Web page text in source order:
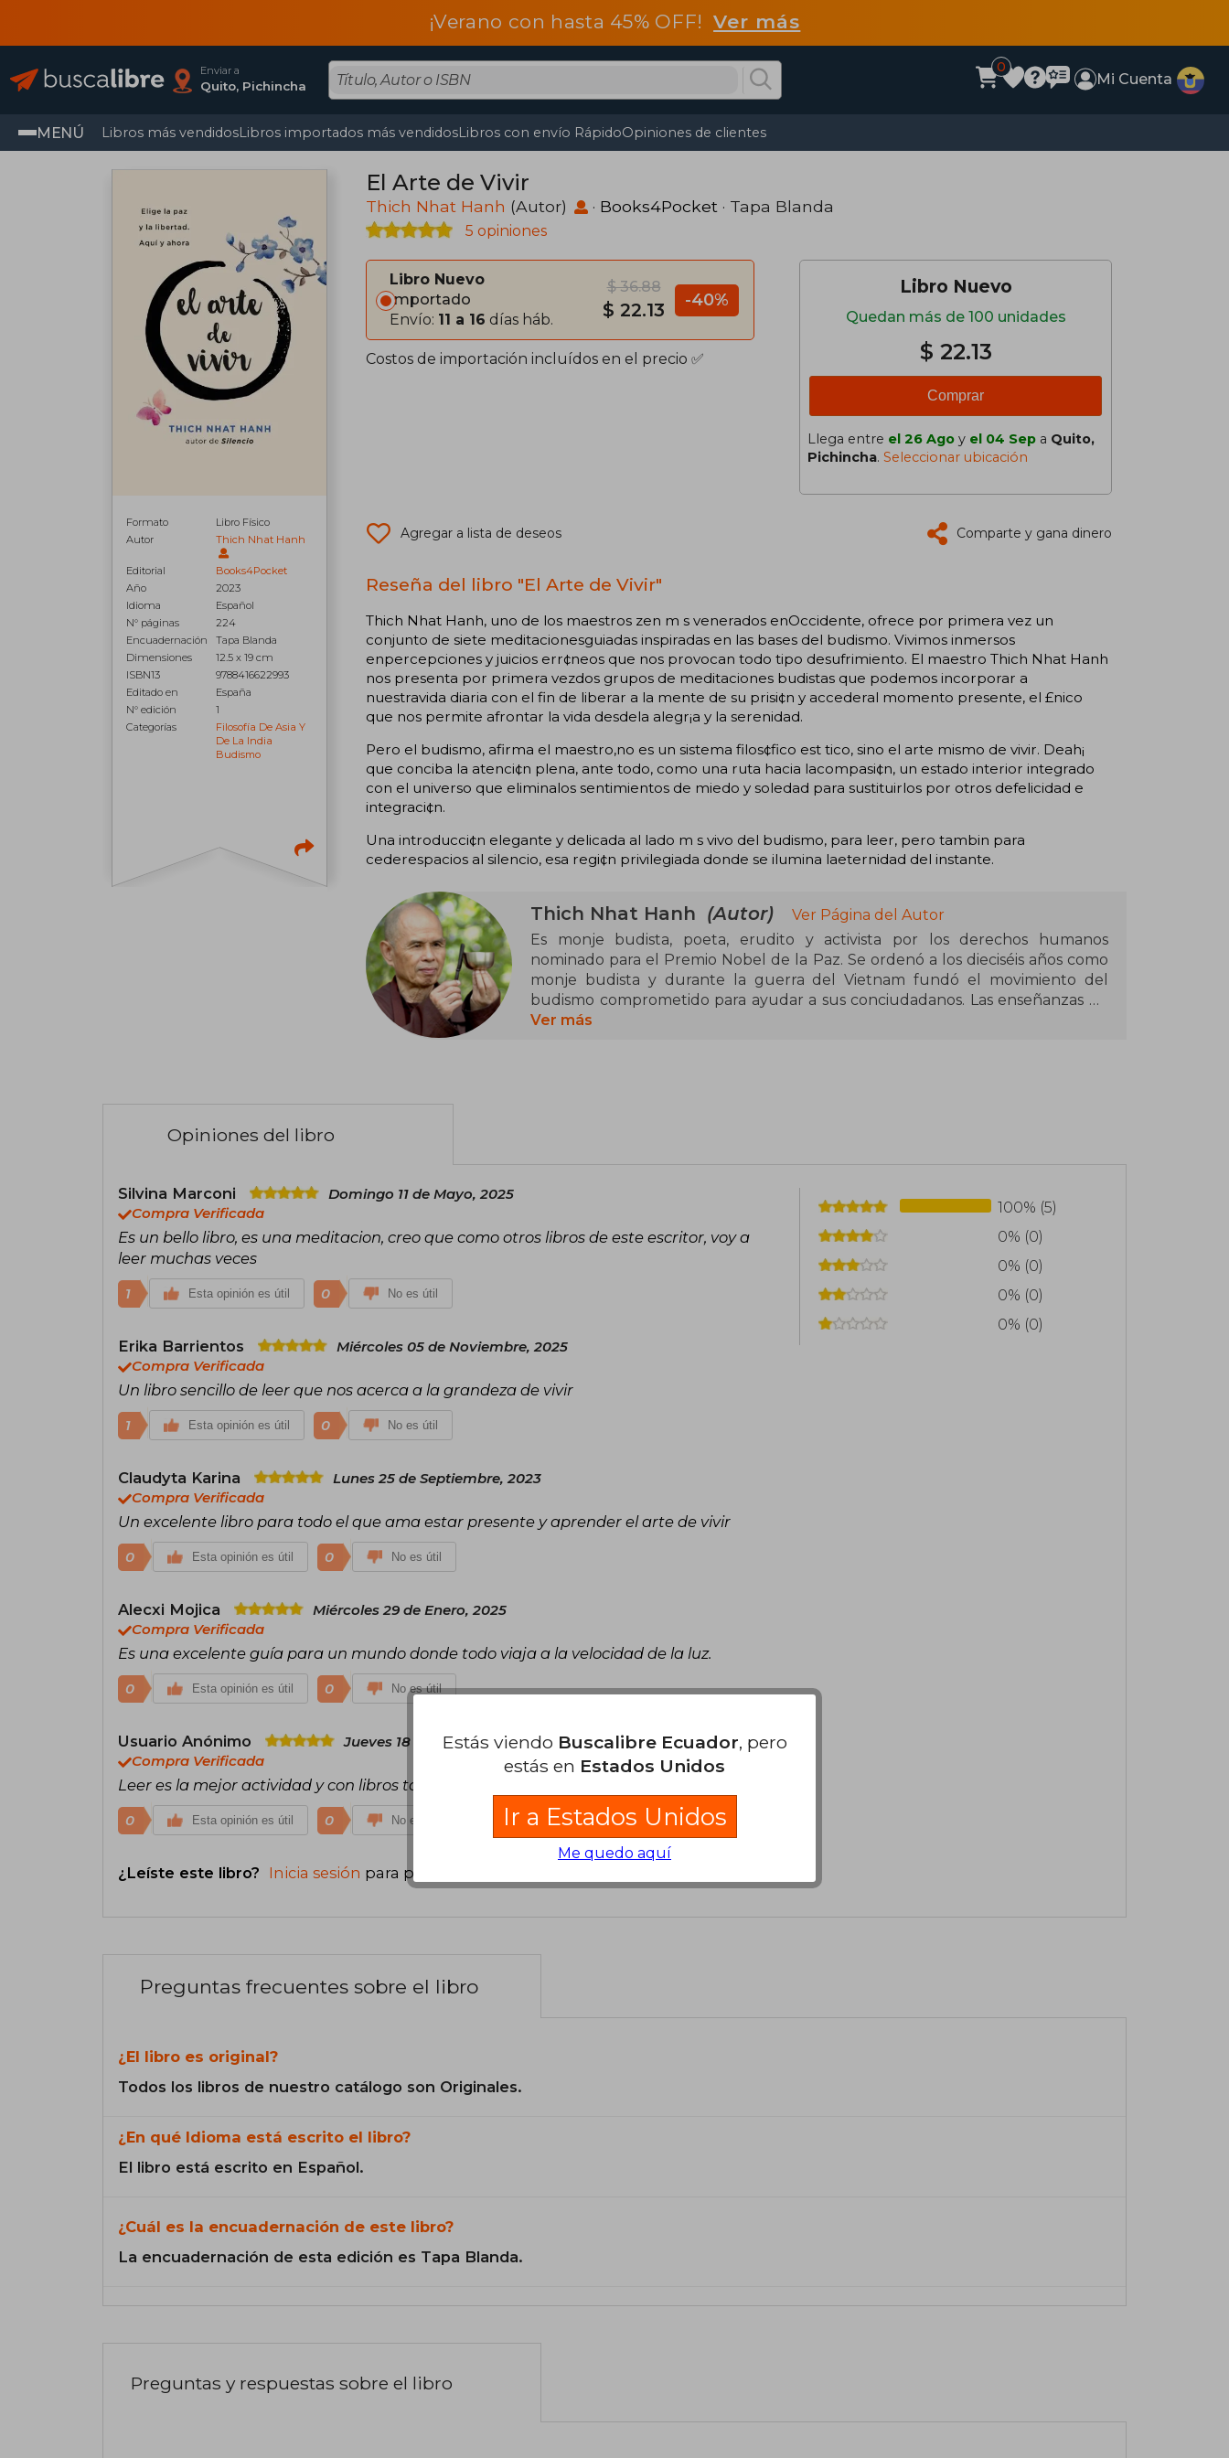
¡Verano con hasta 45% OFF!Ver más
Enviar a
Quito, Pichincha
0
Mi Cuenta
MENÚ Libros más vendidosLibros importados más vendidosLibros con envío RápidoOpiniones de clientes
Formato
Libro Físico
Autor
Thich Nhat Hanh
Editorial
Books4Pocket
Año
2023
Idioma
Español
N° páginas
224
Encuadernación
Tapa Blanda
Dimensiones
12.5 x 19 cm
ISBN13
9788416622993
Editado en
España
N° edición
1
Categorías
Filosofía De Asia Y
De La India
Budismo
El Arte de Vivir
Thich Nhat Hanh (Autor) · Books4Pocket · Tapa Blanda
5 opiniones
Libro Nuevo
Importado
Envío: 11 a 16 días háb.
$ 36.88
$ 22.13 -40%
Costos de importación incluídos en el precio ✅
Libro Nuevo
Quedan más de 100 unidades
$ 22.13
Comprar
Llega entre el 26 Ago y el 04 Sep a Quito,
Pichincha. Seleccionar ubicación
Agregar a lista de deseos Comparte y gana dinero
Reseña del libro "El Arte de Vivir"
Thich Nhat Hanh, uno de los maestros zen m s venerados enOccidente, ofrece por primera vez un
conjunto de siete meditacionesguiadas inspiradas en las bases del budismo. Vivimos inmersos
enpercepciones y juicios err¢neos que nos provocan todo tipo desufrimiento. El maestro Thich Nhat Hanh
nos presenta por primera vezdos grupos de meditaciones budistas que podemos incorporar a
nuestravida diaria con el fin de liberar a la mente de su prisi¢n y accederal momento presente, el £nico
que nos permite afrontar la vida desdela alegr¡a y la serenidad.
Pero el budismo, afirma el maestro,no es un sistema filos¢fico est tico, sino el arte mismo de vivir. Deah¡
que conciba la atenci¢n plena, ante todo, como una ruta hacia lacompasi¢n, un estado interior integrado
con el universo que eliminalos sentimientos de miedo y soledad para sustituirlos por otros defelicidad e
integraci¢n.
Una introducci¢n elegante y delicada al lado m s vivo del budismo, para leer, pero tambin para
cederespacios al silencio, esa regi¢n privilegiada donde se ilumina laeternidad del instante.
Thich Nhat Hanh (Autor)
Ver Página del Autor
Es monje budista, poeta, erudito y activista por los derechos humanos
nominado para el Premio Nobel de la Paz. Se ordenó a los dieciséis años como
monje budista y durante la guerra del Vietnam fundó el movimiento del
budismo comprometido para ayudar a sus conciudadanos. Las enseñanzas de
este venerado maestro vietnamita, conocido en occidente como el introductor
Ver más
Opiniones del libro
Silvina Marconi
Domingo 11 de Mayo, 2025
Compra Verificada
Es un bello libro, es una meditacion, creo que como otros libros de este escritor, voy a
leer muchas veces
1 Esta opinión es útil 0 No es útil
Erika Barrientos
Miércoles 05 de Noviembre, 2025
Compra Verificada
Un libro sencillo de leer que nos acerca a la grandeza de vivir
1 Esta opinión es útil 0 No es útil
Claudyta Karina
Lunes 25 de Septiembre, 2023
Compra Verificada
Un excelente libro para todo el que ama estar presente y aprender el arte de vivir
0 Esta opinión es útil 0 No es útil
Alecxi Mojica
Miércoles 29 de Enero, 2025
Compra Verificada
Es una excelente guía para un mundo donde todo viaja a la velocidad de la luz.
0 Esta opinión es útil 0 No es útil
Usuario Anónimo
Jueves 18 de Diciembre, 2025
Compra Verificada
Leer es la mejor actividad y con libros tan excelentes se vuelve mejor
0 Esta opinión es útil 0 No es útil
¿Leíste este libro? Inicia sesión para poder agregar tu propia evaluación
100% (5)
0% (0)
0% (0)
0% (0)
0% (0)
Preguntas frecuentes sobre el libro
¿El libro es original?
Todos los libros de nuestro catálogo son Originales.
¿En qué Idioma está escrito el libro?
El libro está escrito en Español.
¿Cuál es la encuadernación de este libro?
La encuadernación de esta edición es Tapa Blanda.
Preguntas y respuestas sobre el libro
Estás viendo Buscalibre Ecuador, pero
estás en Estados Unidos
Ir a Estados Unidos
Me quedo aquí